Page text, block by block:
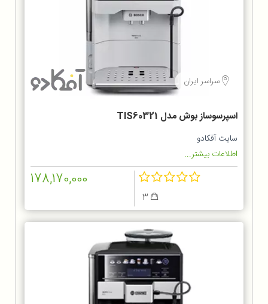
سراسر ایران
اسپرسوساز بوش مدل TIS60321
سایت آفکادو
اطلاعات بیشتر...
178,170,000